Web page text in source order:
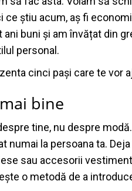
ce știu acum, aș fi
buni și am învățat din
personal.
cinci pași care te vor
bine
tine, nu despre
numai la persoana ta.
sau accesorii
o metodă de a